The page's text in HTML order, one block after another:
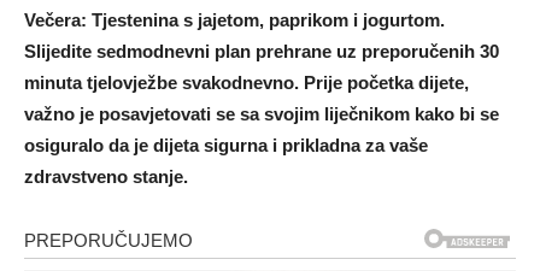
Večera: Tjestenina s jajetom, paprikom i jogurtom.
Slijedite sedmodnevni plan prehrane uz preporučenih 30
minuta tjelovježbe svakodnevno. Prije početka dijete,
važno je posavjetovati se sa svojim liječnikom kako bi se
osiguralo da je dijeta sigurna i prikladna za vaše
zdravstveno stanje.